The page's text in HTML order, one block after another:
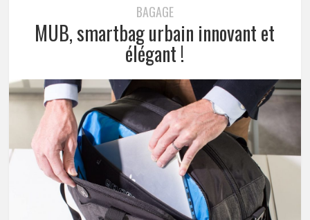
BAGAGE
MUB, smartbag urbain innovant et
élégant !